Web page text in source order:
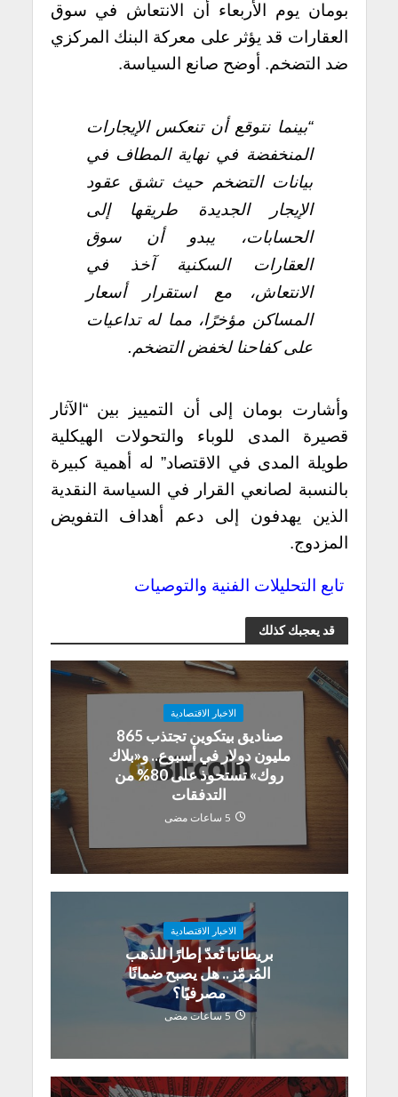
بومان يوم الأربعاء أن الانتعاش في سوق
العقارات قد يؤثر على معركة البنك المركزي
ضد التضخم. أوضح صانع السياسة.
“بينما نتوقع أن تنعكس الإيجارات
المنخفضة في نهاية المطاف في
بيانات التضخم حيث تشق عقود
الإيجار الجديدة طريقها إلى
الحسابات، يبدو أن سوق
العقارات السكنية آخذ في
الانتعاش، مع استقرار أسعار
المساكن مؤخرًا، مما له تداعيات
على كفاحنا لخفض التضخم.
وأشارت بومان إلى أن التمييز بين “الآثار
قصيرة المدى للوباء والتحولات الهيكلية
طويلة المدى في الاقتصاد” له أهمية كبيرة
بالنسبة لصانعي القرار في السياسة النقدية
الذين يهدفون إلى دعم أهداف التفويض
المزدوج.
تابع التحليلات الفنية والتوصيات
قد يعجبك كذلك
الاخبار الاقتصادية
صناديق بيتكوين تجتذب 865
مليون دولار في أسبوع.. و«بلاك
روك» تستحوذ على 80% من
التدفقات
5 ساعات مضى
الاخبار الاقتصادية
بريطانيا تُعدّ إطارًا للذهب
المُرمّز.. هل يصبح ضمانًا
مصرفيًا؟
5 ساعات مضى